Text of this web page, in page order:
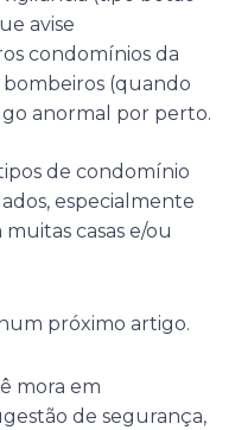
avise
condomínios da
bombeiros (quando
anormal por perto.
de condomínio
especialmente
casas e/ou
próximo artigo.
mora em
de segurança,